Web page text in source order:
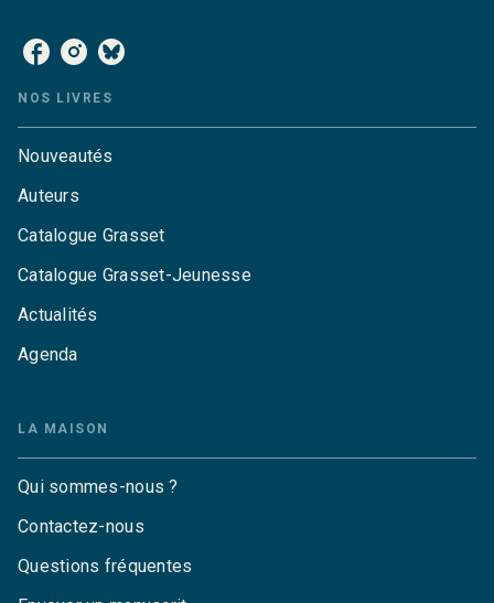
NOS LIVRES
Nouveautés
Auteurs
Catalogue Grasset
Catalogue Grasset-Jeunesse
Actualités
Agenda
LA MAISON
Qui sommes-nous ?
Contactez-nous
Questions fréquentes